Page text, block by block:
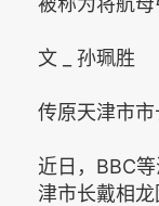
文 _ 孙珮胜
传原天津市
近日，BBC
津市长戴相龙